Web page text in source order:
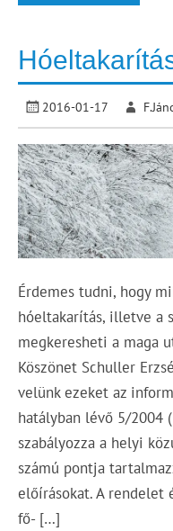
2016-01-17
Érdemes tudni, hogy
hóeltakarítás, illetve a
megkeresheti a maga
Köszönet Schuller
velünk ezeket az
hatályban lévő 5/2004
szabályozza a helyi
számú pontja
előírásokat. A rendelet
fő- […]